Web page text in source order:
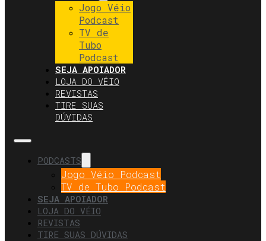
Jogo Véio
Podcast
TV de
Tubo
Podcast
SEJA APOIADOR
LOJA DO VÉIO
REVISTAS
TIRE SUAS
DÚVIDAS
PODCASTS
Jogo Véio Podcast
TV de Tubo Podcast
SEJA APOIADOR
LOJA DO VÉIO
REVISTAS
TIRE SUAS DÚVIDAS